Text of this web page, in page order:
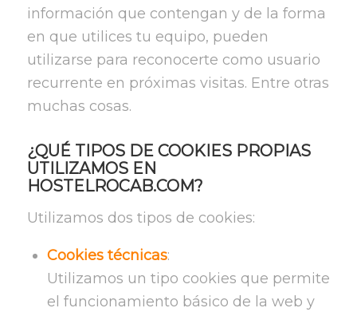
información que contengan y de la forma
en que utilices tu equipo, pueden
utilizarse para reconocerte como usuario
recurrente en próximas visitas. Entre otras
muchas cosas.
¿QUÉ TIPOS DE COOKIES PROPIAS
UTILIZAMOS EN
HOSTELROCAB.COM?
Utilizamos dos tipos de cookies:
Cookies técnicas:
Utilizamos un tipo cookies que permite
el funcionamiento básico de la web y